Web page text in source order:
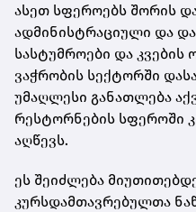
ასეთ სფეროებს შორის
ადმინისტრაციული და
სასტუმროები და კვების
ვაჭრობის სექტორში
უმაღლესი განათლება
რესტორნების სფეროში
აღწევს.
ეს შეიძლება
კურსდამთავრებულთა